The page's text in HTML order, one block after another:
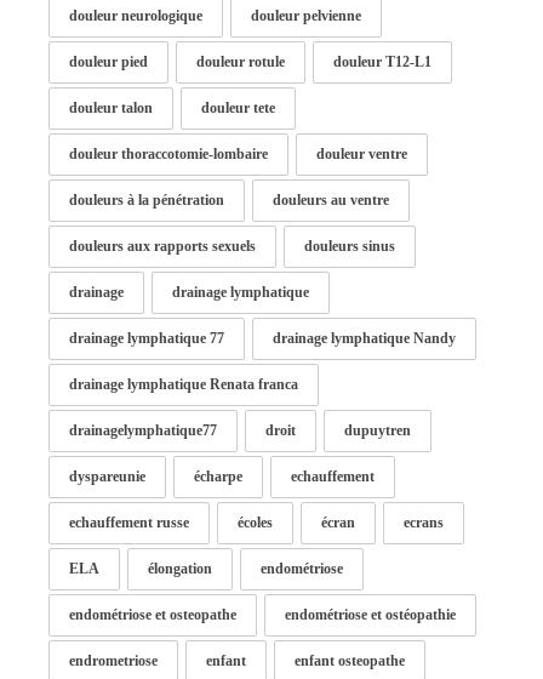
douleur neurologique douleur pelvienne
douleur pied douleur rotule douleur T12-L1
douleur talon douleur tete
douleur thoraccotomie-lombaire douleur ventre
douleurs à la pénétration douleurs au ventre
douleurs aux rapports sexuels douleurs sinus
drainage drainage lymphatique
drainage lymphatique 77 drainage lymphatique Nandy
drainage lymphatique Renata franca
drainagelymphatique77 droit dupuytren
dyspareunie écharpe echauffement
echauffement russe écoles écran ecrans
ELA élongation endométriose
endométriose et osteopathe endométriose et ostéopathie
endrometriose enfant enfant osteopathe